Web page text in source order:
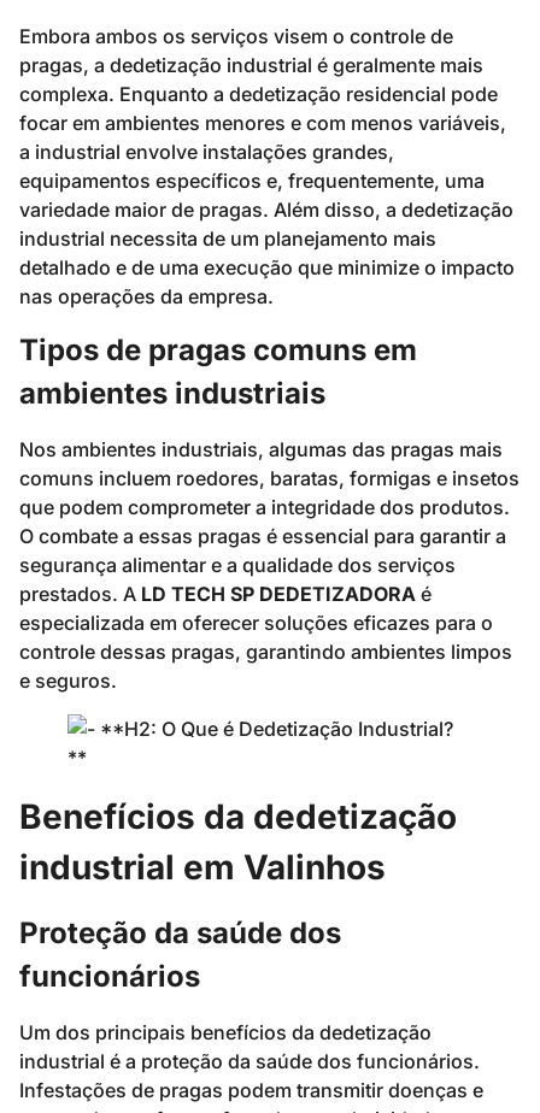
Embora ambos os serviços visem o controle de
pragas, a dedetização industrial é geralmente mais
complexa. Enquanto a dedetização residencial pode
focar em ambientes menores e com menos variáveis,
a industrial envolve instalações grandes,
equipamentos específicos e, frequentemente, uma
variedade maior de pragas. Além disso, a dedetização
industrial necessita de um planejamento mais
detalhado e de uma execução que minimize o impacto
nas operações da empresa.
Tipos de pragas comuns em
ambientes industriais
Nos ambientes industriais, algumas das pragas mais
comuns incluem roedores, baratas, formigas e insetos
que podem comprometer a integridade dos produtos.
O combate a essas pragas é essencial para garantir a
segurança alimentar e a qualidade dos serviços
prestados. A LD TECH SP DEDETIZADORA é
especializada em oferecer soluções eficazes para o
controle dessas pragas, garantindo ambientes limpos
e seguros.
Benefícios da dedetização
industrial em Valinhos
Proteção da saúde dos
funcionários
Um dos principais benefícios da dedetização
industrial é a proteção da saúde dos funcionários.
Infestações de pragas podem transmitir doenças e